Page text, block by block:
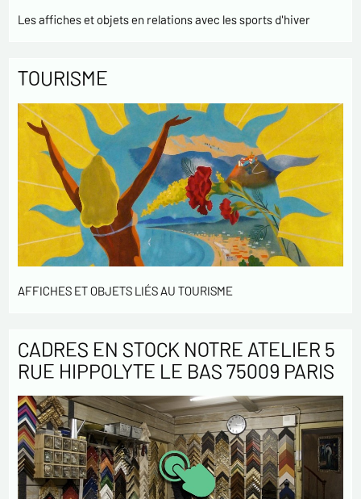
Les affiches et objets en relations avec les sports d'hiver
TOURISME
AFFICHES ET OBJETS LIÉS AU TOURISME
CADRES EN STOCK NOTRE ATELIER 5
RUE HIPPOLYTE LE BAS 75009 PARIS